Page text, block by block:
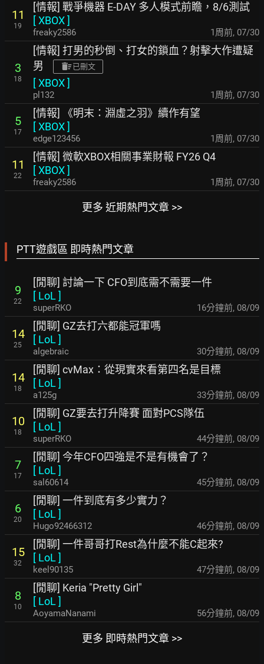
11
19
[情報] 戰爭機器 E-DAY 多人模式前瞻，8/6測試
[XBOX]
freaky2586 1周前, 07/30
3
18
[情報] 打男的秒倒、打女的鎖血？射擊大作遭疑
男
已刪文
[XBOX]
pl132 1周前, 07/30
5
17
[情報] 《明末：淵虛之羽》續作有望
[XBOX]
edge123456 1周前, 07/30
11
22
[情報] 微軟XBOX相關事業財報 FY26 Q4
[XBOX]
freaky2586 1周前, 07/30
更多 近期熱門文章 >>
PTT遊戲區 即時熱門文章
9
22
[閒聊] 討論一下 CFO到底需不需要一件
[ LoL]
superRKO 16分鐘前, 08/09
14
25
[閒聊] GZ去打六都能冠軍嗎
[ LoL]
algebraic 30分鐘前, 08/09
14
18
[閒聊] cvMax：從現實來看第四名是目標
[ LoL]
a125g 33分鐘前, 08/09
10
18
[閒聊] GZ要去打升降賽 面對PCS隊伍
[ LoL]
superRKO 44分鐘前, 08/09
7
17
[閒聊] 今年CFO四強是不是有機會了？
[ LoL]
sal60614 45分鐘前, 08/09
6
20
[閒聊] 一件到底有多少實力？
[ LoL]
Hugo92466312 46分鐘前, 08/09
15
32
[閒聊] 一件哥哥打Rest為什麼不能C起來?
[ LoL]
keel90135 47分鐘前, 08/09
8
10
[閒聊] Keria "Pretty Girl"
[ LoL]
AoyamaNanami 56分鐘前, 08/09
更多 即時熱門文章 >>